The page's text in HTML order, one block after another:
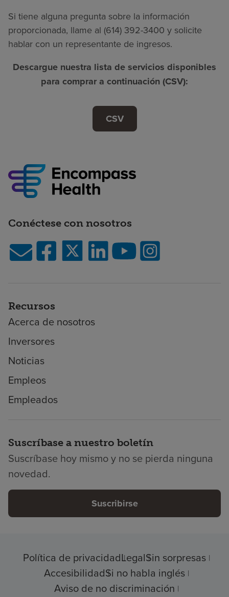
Si tiene alguna pregunta sobre la información
proporcionada, llame al (614) 392-3400 y solicite
hablar con un representante de ingresos.
Descargue nuestra lista de servicios disponibles
para comprar a continuación (CSV):
CSV
Conéctese con nosotros
Recursos
Acerca de nosotros
Inversores
Noticias
Empleos
Empleados
Suscríbase a nuestro boletín
Suscríbase hoy mismo y no se pierda ninguna
novedad.
Suscribirse
Política de privacidadLegalSin sorpresas
AccesibilidadSi no habla inglés
Aviso de no discriminación